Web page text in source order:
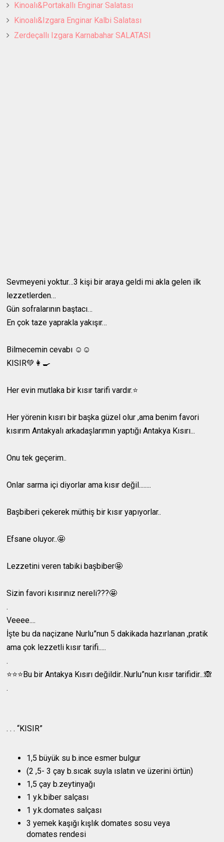
Kinoalı&Portakallı Enginar Salatası
Kinoalı&Izgara Enginar Kalbi Salatası
Zerdeçallı Izgara Karnabahar SALATASI
Sevmeyeni yoktur…3 kişi bir araya geldi mi akla gelen ilk
lezzetlerden…
Gün sofralarının baştacı…
En çok taze yaprakla yakışır…
Bilmecemin cevabı ☺️☺️
KISIR💚👩‍🍳
Her evin mutlaka bir kısır tarifi vardır.⭐️
Her yörenin kısırı bir başka güzel olur ,ama benim favori
kısırım Antakyalı arkadaşlarımın yaptığı Antakya Kısırı...
Onu tek geçerim..
Onlar sarma içi diyorlar ama kısır değil........
Başbiberi çekerek müthiş bir kısır yapıyorlar..
Efsane oluyor..🤩
Lezzetini veren tabiki başbiber🤩
Sizin favori kısırınız nereli???🤩
.
Veeee....
İşte bu da naçizane Nurlu”nun 5 dakikada hazırlanan ,pratik
ama çok lezzetli kısır tarifi.....
.
⭐️⭐️⭐️Bu bir Antakya Kısırı değildir..Nurlu”nun kısır tarifidir...🙈
.
. . . “KISIR”
1,5 büyük su b.ince esmer bulgur
(2 ,5- 3 çay b.sıcak suyla ıslatın ve üzerini örtün)
1,5 çay b.zeytinyağı
1 y.k.biber salçası
1 y.k.domates salçası
3 yemek kaşığı kışlık domates sosu veya
domates rendesi